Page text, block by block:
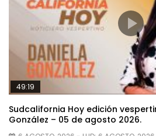
49:19
Sudcalifornia Hoy edición
González – 05 de agosto 2026.